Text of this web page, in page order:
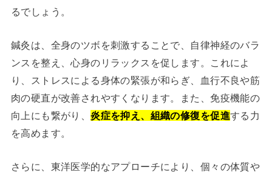
るでしょう。
鍼灸は、全身のツボを刺激することで、自律神経のバラ
ンスを整え、心身のリラックスを促します。これによ
り、ストレスによる身体の緊張が和らぎ、血行不良や筋
肉の硬直が改善されやすくなります。また、免疫機能の
向上にも繋がり、炎症を抑え、組織の修復を促進する力
を高めます。
さらに、東洋医学的なアプローチにより、個々の体質や